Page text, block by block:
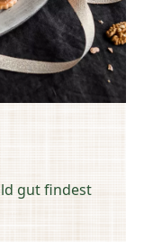
gut findest